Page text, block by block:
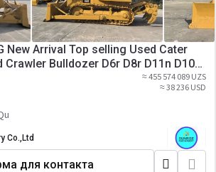
New Arrival Top selling Used Cater
Crawler Bulldozer D6r D8r D11n D10n
Secondhand hydraulic Dozer≈ 455 574 089 UZS
≈ 38 236 USD
Co.,Ltd
для контакта